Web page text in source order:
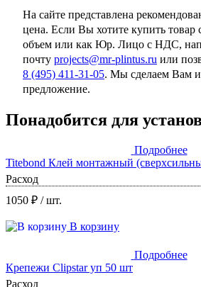
На сайте представлена
цена. Если Вы хотите купить товар
объем или как Юр. Лицо с НДС,
почту projects@mr-plintus.ru или
8 (495) 411-31-05. Мы сделаем Вам
предложение.
Понадобится для
Подробнее
Titebond Клей монтажный
Расход
1050 ₽ / шт.
В корзину
Подробнее
Крепежи Clipstar уп 50 шт
Расход